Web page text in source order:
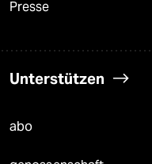
Presse
Unterstützen
abo